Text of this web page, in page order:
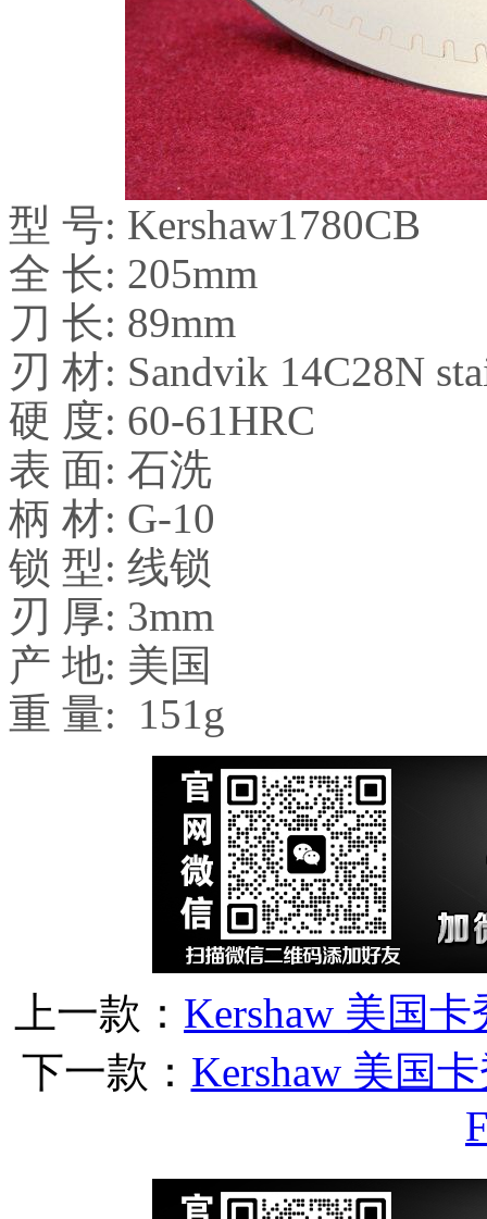
型 号: Kershaw1780CB
全 长: 205mm
刀 长: 89mm
刃 材: Sandvik 14C28N
硬 度: 60-61HRC
表 面: 石洗
柄 材: G-10
锁 型: 线锁
刃 厚: 3mm
产 地: 美国
重 量: 151g
上一款： Kershaw 美国卡
下一款： Kershaw 美国